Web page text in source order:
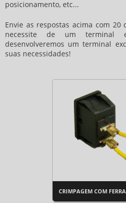
posicionamento, etc...
Envie as respostas acima com 20
necessite de um terminal
desenvolveremos um terminal
suas necessidades!
CRIMPAGEM COM